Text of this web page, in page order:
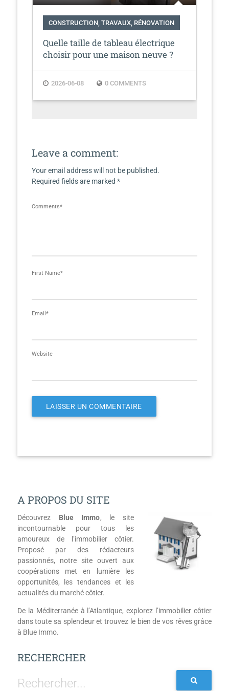
CONSTRUCTION, TRAVAUX, RÉNOVATION
Quelle taille de tableau électrique
choisir pour une maison neuve ?
2026-06-08 0 COMMENTS
Leave a comment:
Your email address will not be published.
Required fields are marked *
Comments*
First Name*
Email *
Website
A PROPOS DU SITE
Découvrez Blue Immo, le site
incontournable pour tous les
amoureux de l’immobilier côtier.
Proposé par des rédacteurs
passionnés, notre site ouvert aux
coopérations met en lumière les
opportunités, les tendances et les
actualités du marché côtier.
De la Méditerranée à l’Atlantique, explorez l’immobilier côtier
dans toute sa splendeur et trouvez le bien de vos rêves grâce
à Blue Immo.
RECHERCHER